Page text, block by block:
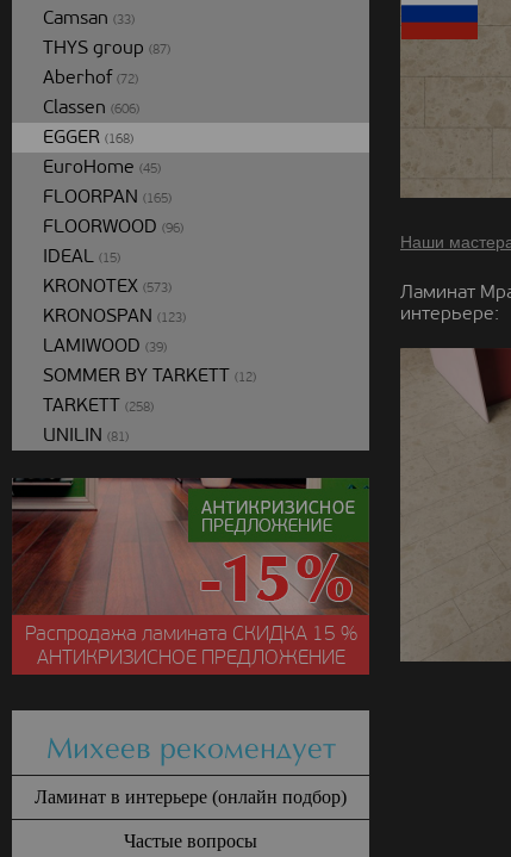
Наши
Ламинат
интерьере:
Camsan (33)
THYS group (87)
Aberhof (72)
Classen (606)
EGGER (168)
EuroHome (45)
FLOORPAN (165)
FLOORWOOD (96)
IDEAL (15)
KRONOTEX (573)
KRONOSPAN (123)
LAMIWOOD (39)
SOMMER BY TARKETT (12)
TARKETT (258)
UNILIN (81)
Распродажа ламината СКИДКА15 %
АНТИКРИЗИСНОЕ ПРЕДЛОЖЕНИЕ
Михеев рекомендует
Ламинат в интерьере (онлайн подбор)
Частые вопросы